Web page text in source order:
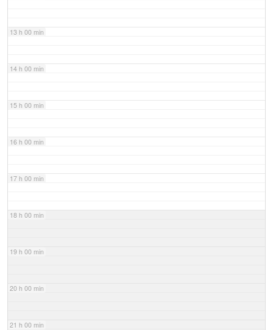
13 h 00 min
14 h 00 min
15 h 00 min
16 h 00 min
17 h 00 min
18 h 00 min
19 h 00 min
20 h 00 min
21 h 00 min